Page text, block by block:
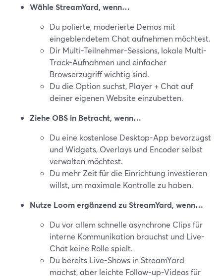
Wähle StreamYard, wenn…
Du polierte, moderierte Demos mit
eingeblendetem Chat aufnehmen möchtest.
Dir Multi-Teilnehmer-Sessions, lokale Multi-
Track-Aufnahmen und einfacher
Browserzugriff wichtig sind.
Du die Option suchst, Player + Chat auf
deiner eigenen Website einzubetten.
Ziehe OBS in Betracht, wenn…
Du eine kostenlose Desktop-App bevorzugst
und Widgets, Overlays und Encoder selbst
verwalten möchtest.
Du mehr Zeit für die Einrichtung investieren
willst, um maximale Kontrolle zu haben.
Nutze Loom ergänzend zu StreamYard, wenn…
Du vor allem schnelle asynchrone Clips für
interne Kommunikation brauchst und Live-
Chat keine Rolle spielt.
Du bereits Live-Shows in StreamYard
machst, aber leichte Follow-up-Videos für